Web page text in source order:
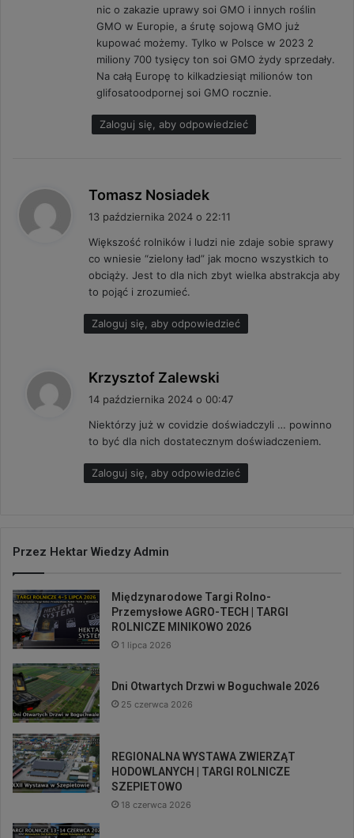
nic o zakazie uprawy soi GMO i innych roślin
GMO w Europie, a śrutę sojową GMO już
kupować możemy. Tylko w Polsce w 2023 2
miliony 700 tysięcy ton soi GMO żydy sprzedały.
Na całą Europę to kilkadziesiąt milionów ton
glifosatoodpornej soi GMO rocznie.
Zaloguj się, aby odpowiedzieć
Tomasz Nosiadek
z
e
:
13 października 2024 o 22:11
Większość rolników i ludzi nie zdaje sobie sprawy
co wniesie “zielony ład” jak mocno wszystkich to
obciąży. Jest to dla nich zbyt wielka abstrakcja aby
to pojąć i zrozumieć.
Zaloguj się, aby odpowiedzieć
Krzysztof Zalewski
z
e
:
14 października 2024 o 00:47
Niektórzy już w covidzie doświadczyli … powinno
to być dla nich dostatecznym doświadczeniem.
Zaloguj się, aby odpowiedzieć
Przez Hektar Wiedzy Admin
Międzynarodowe Targi Rolno-
Przemysłowe AGRO-TECH | TARGI
ROLNICZE MINIKOWO 2026
1 lipca 2026
Dni Otwartych Drzwi w Boguchwale 2026
25 czerwca 2026
REGIONALNA WYSTAWA ZWIERZĄT
HODOWLANYCH | TARGI ROLNICZE
SZEPIETOWO
18 czerwca 2026